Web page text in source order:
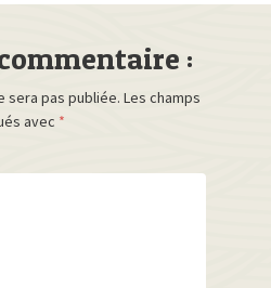
:
sera pas publiée. Les champs
avec *